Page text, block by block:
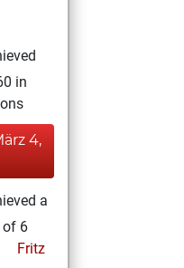
in
4,
a
of 6
Fritz